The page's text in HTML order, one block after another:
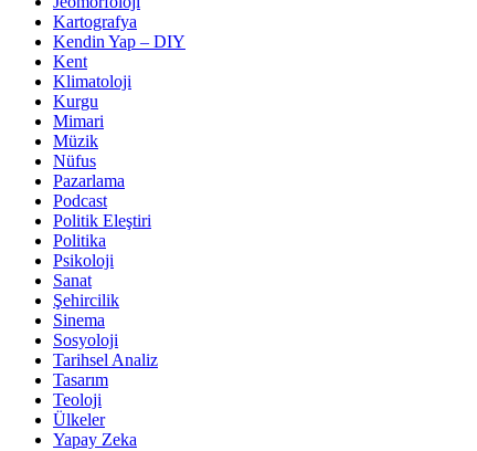
Kartografya
Kendin Yap – DIY
Kent
Klimatoloji
Kurgu
Mimari
Müzik
Nüfus
Pazarlama
Podcast
Politik Eleştiri
Politika
Psikoloji
Sanat
Şehircilik
Sinema
Sosyoloji
Tarihsel Analiz
Tasarım
Teoloji
Ülkeler
Yapay Zeka